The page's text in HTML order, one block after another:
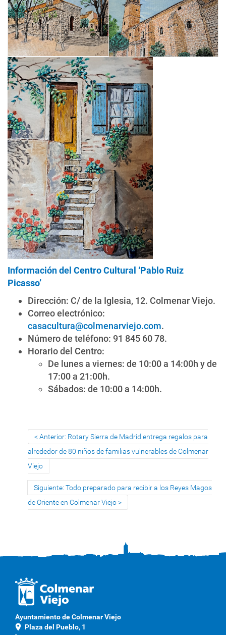
Información del Centro Cultural ‘Pablo Ruiz
Picasso’
Dirección: C/ de la Iglesia, 12. Colmenar Viejo.
Correo electrónico:
casacultura@colmenarviejo.com.
Número de teléfono: 91 845 60 78.
Horario del Centro:
De lunes a viernes: de 10:00 a 14:00h y de
17:00 a 21:00h.
Sábados: de 10:00 a 14:00h.
Anterior: Rotary Sierra de Madrid entrega regalos para
alrededor de 80 niños de familias vulnerables de Colmenar
Viejo
Siguiente: Todo preparado para recibir a los Reyes Magos
de Oriente en Colmenar Viejo
Ayuntamiento de Colmenar Viejo
location_on Plaza del Pueblo, 1